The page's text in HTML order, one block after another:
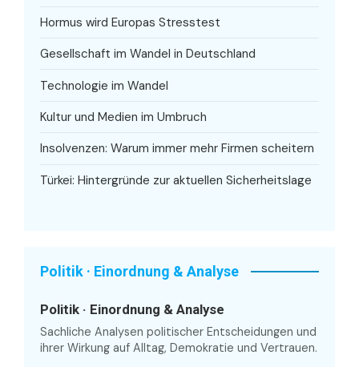
Hormus wird Europas Stresstest
Gesellschaft im Wandel in Deutschland
Technologie im Wandel
Kultur und Medien im Umbruch
Insolvenzen: Warum immer mehr Firmen scheitern
Türkei: Hintergründe zur aktuellen Sicherheitslage
Politik · Einordnung & Analyse
Politik · Einordnung & Analyse
Sachliche Analysen politischer Entscheidungen und
ihrer Wirkung auf Alltag, Demokratie und Vertrauen.